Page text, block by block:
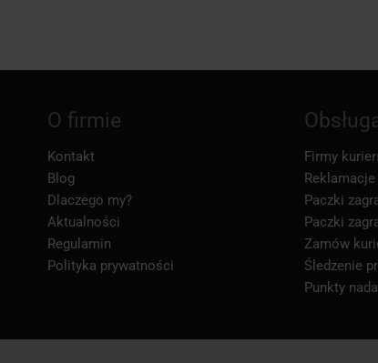
O firmie
Kontakt
Blog
Dlaczego my?
Aktualności
Regulamin
Polityka prywatności
Firmy
Reklamacje
Paczki
Paczki
Zamów
Śledzenie
Punkty